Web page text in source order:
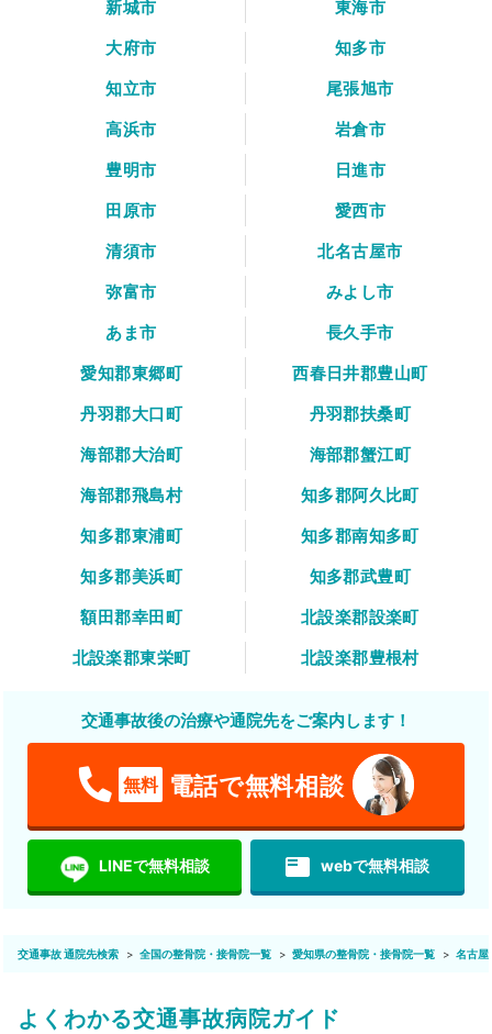
新城市
東海市
大府市
知多市
知立市
尾張旭市
高浜市
岩倉市
豊明市
日進市
田原市
愛西市
清須市
北名古屋市
弥富市
みよし市
あま市
長久手市
愛知郡東郷町
西春日井郡豊山町
丹羽郡大口町
丹羽郡扶桑町
海部郡大治町
海部郡蟹江町
海部郡飛島村
知多郡阿久比町
知多郡東浦町
知多郡南知多町
知多郡美浜町
知多郡武豊町
額田郡幸田町
北設楽郡設楽町
北設楽郡東栄町
北設楽郡豊根村
交通事故後の治療や通院先をご案内します！
無料 電話で無料相談
LINEで無料相談 featured_play_list webで無料相談
交通事故 通院先検索 全国の整骨院・接骨院一覧 愛知県の整骨院・接骨院一覧 名古屋
よくわかる交通事故病院ガイド